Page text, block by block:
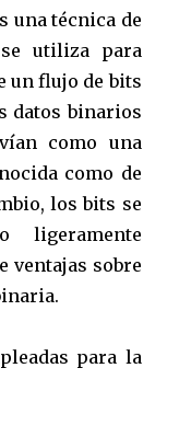
una técnica de
utiliza para
un flujo de bits
datos binarios
como una
como de
los bits se
ligeramente
ventajas sobre
para la